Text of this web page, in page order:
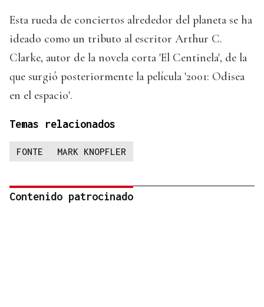
Esta rueda de conciertos alrededor del planeta se ha
ideado como un tributo al escritor Arthur C.
Clarke, autor de la novela corta 'El Centinela', de la
que surgió posteriormente la película '2001: Odisea
en el espacio'.
Temas relacionados
FONTE MARK KNOPFLER
Contenido patrocinado